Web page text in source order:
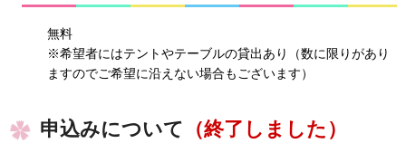
無料
※希望者にはテントやテーブルの貸出あり（数に限りがあり
ますのでご希望に沿えない場合もございます）
申込みについて （終了しました）